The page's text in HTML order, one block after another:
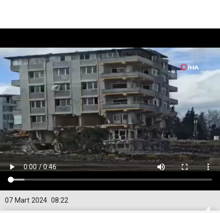
08:22
07 Mart 2024